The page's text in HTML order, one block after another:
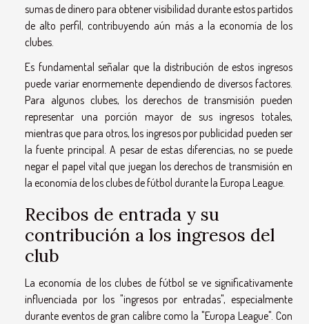
sumas de dinero para obtener visibilidad durante estos partidos
de alto perfil, contribuyendo aún más a la economía de los
clubes.
Es fundamental señalar que la distribución de estos ingresos
puede variar enormemente dependiendo de diversos factores.
Para algunos clubes, los derechos de transmisión pueden
representar una porción mayor de sus ingresos totales,
mientras que para otros, los ingresos por publicidad pueden ser
la fuente principal. A pesar de estas diferencias, no se puede
negar el papel vital que juegan los derechos de transmisión en
la economía de los clubes de fútbol durante la Europa League.
Recibos de entrada y su
contribución a los ingresos del
club
La economía de los clubes de fútbol se ve significativamente
influenciada por los "ingresos por entradas", especialmente
durante eventos de gran calibre como la "Europa League". Con